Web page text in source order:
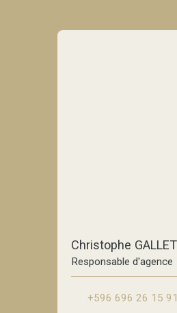
Responsable d'agence
+596 696 26 15 91